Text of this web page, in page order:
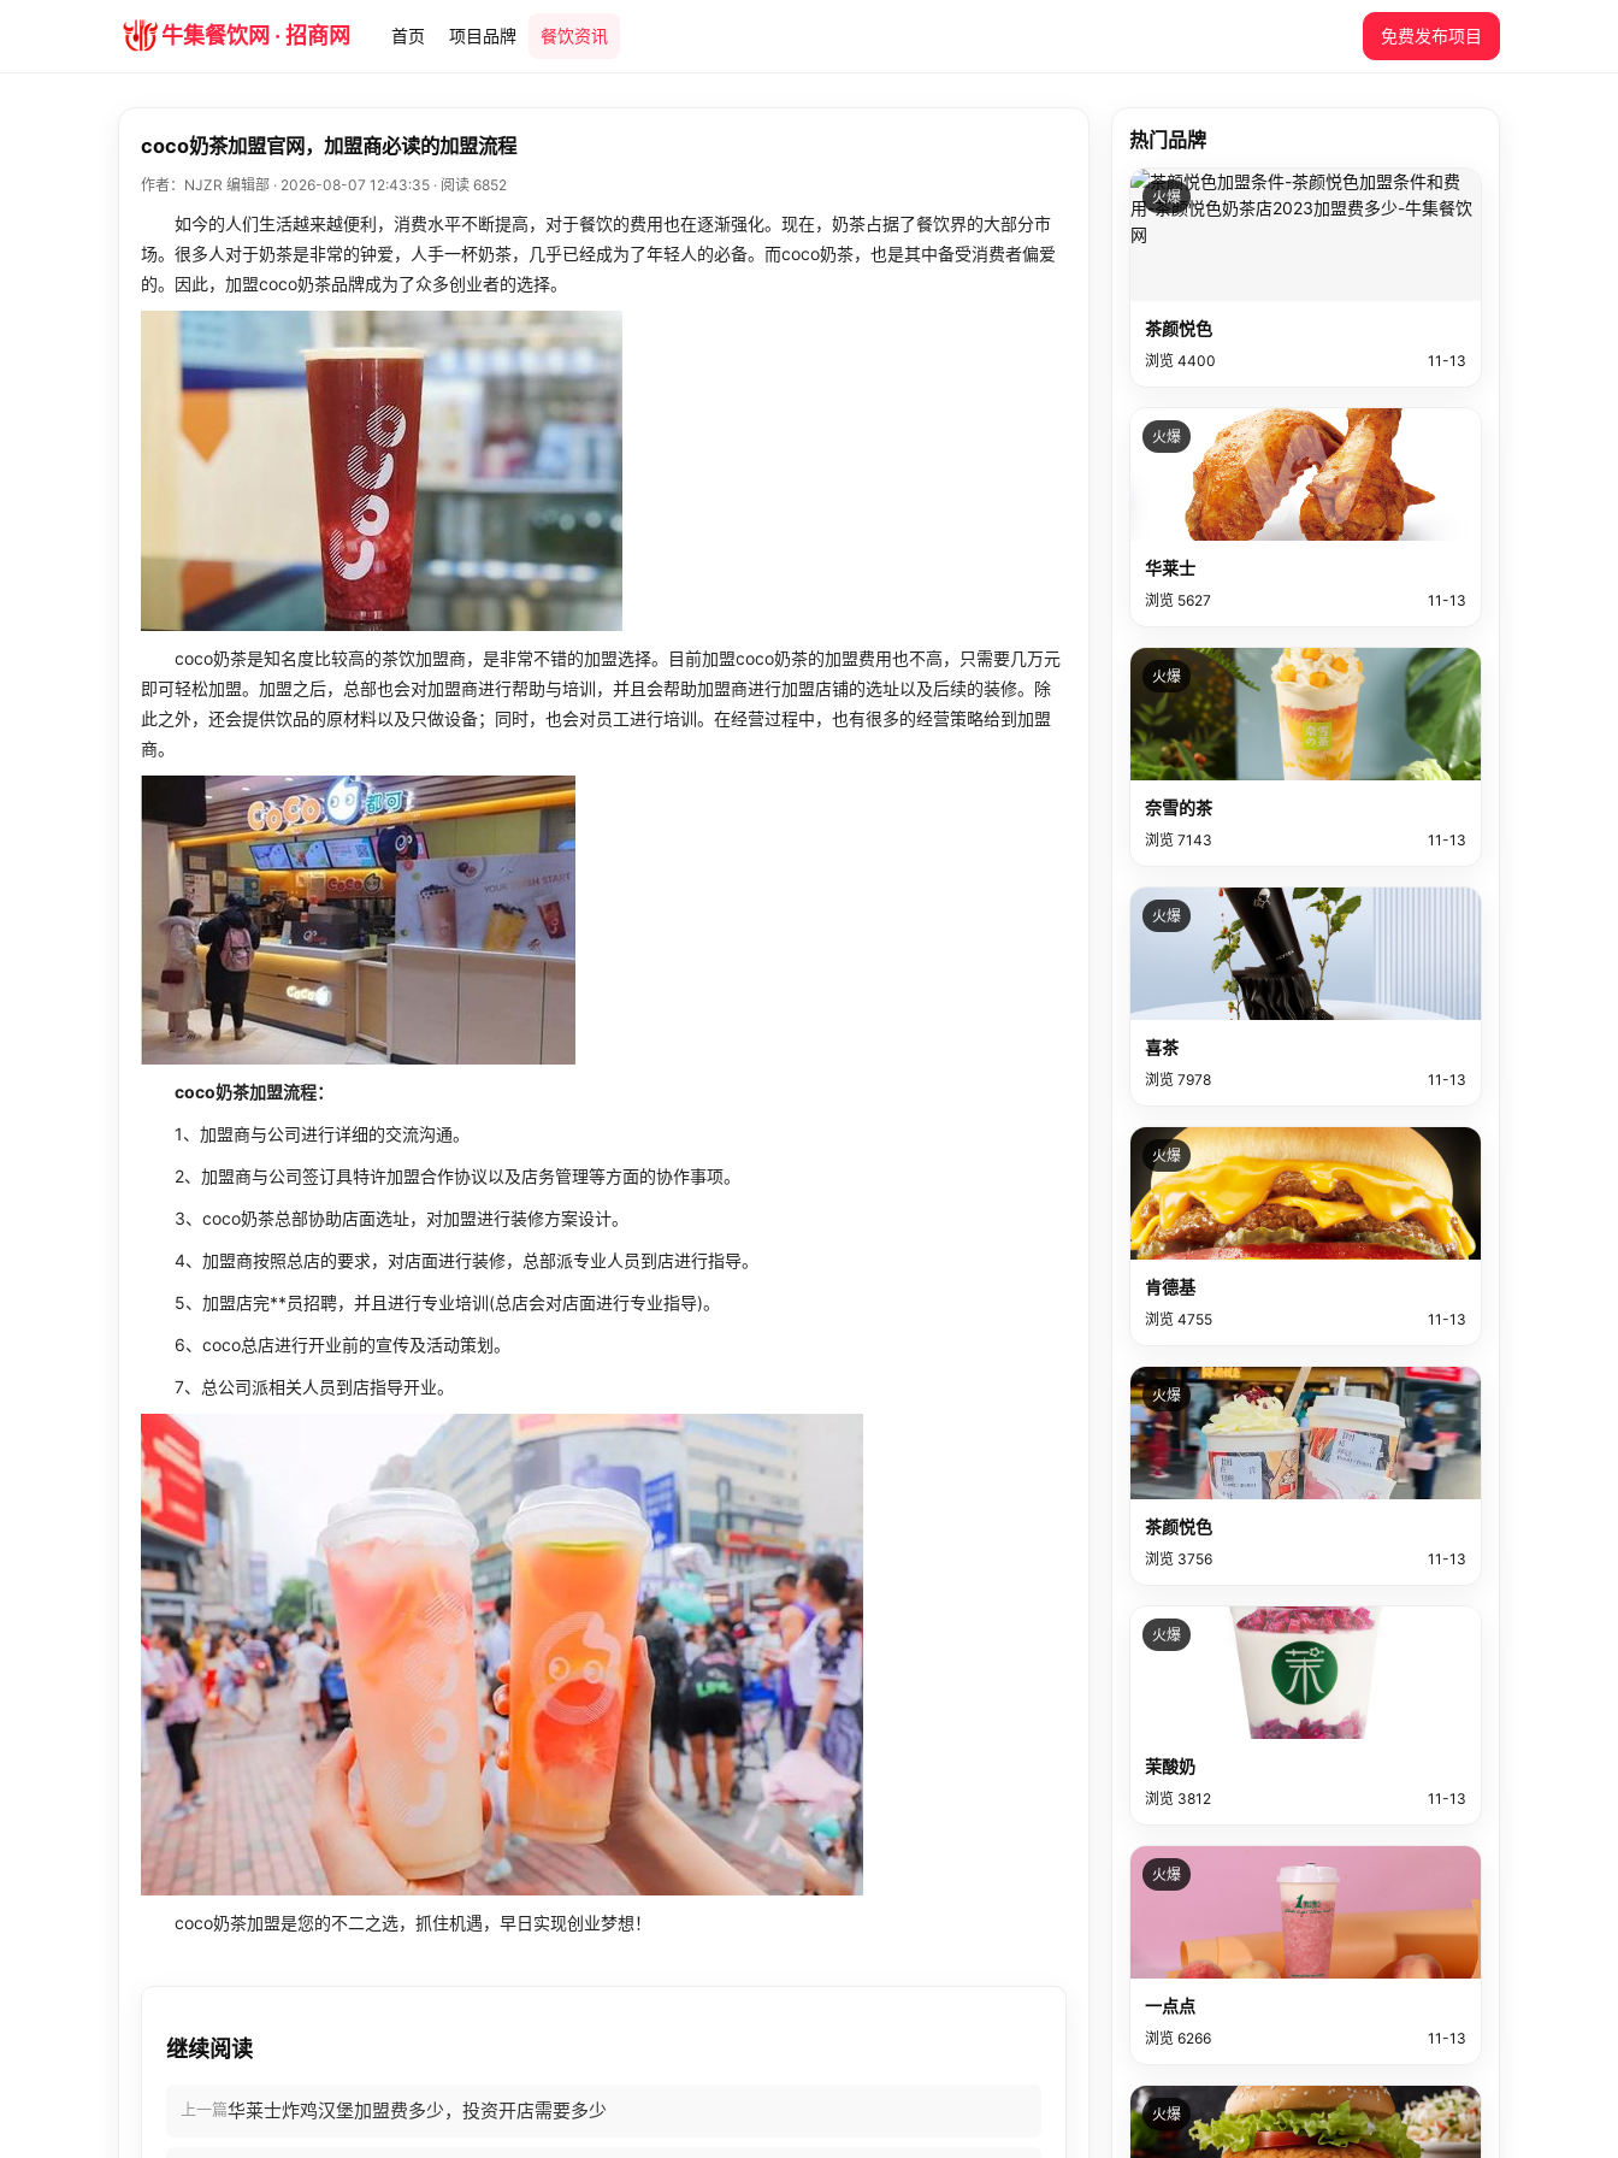
牛集餐饮网 · 招商网 首页 项目品牌 餐饮资讯 免费发布项目
coco奶茶加盟官网，加盟商必读的加盟流程
作者：NJZR 编辑部 · 2026-08-07 12:43:35 · 阅读 6852
如今的人们生活越来越便利，消费水平不断提高，对于餐饮的费用也在逐渐强化。现在，奶茶占据了餐饮界的大部分市
场。很多人对于奶茶是非常的钟爱，人手一杯奶茶，几乎已经成为了年轻人的必备。而coco奶茶，也是其中备受消费者偏爱
的。因此，加盟coco奶茶品牌成为了众多创业者的选择。
coco奶茶是知名度比较高的茶饮加盟商，是非常不错的加盟选择。目前加盟coco奶茶的加盟费用也不高，只需要几万元
即可轻松加盟。加盟之后，总部也会对加盟商进行帮助与培训，并且会帮助加盟商进行加盟店铺的选址以及后续的装修。除
此之外，还会提供饮品的原材料以及只做设备；同时，也会对员工进行培训。在经营过程中，也有很多的经营策略给到加盟
商。
coco奶茶加盟流程：
1、加盟商与公司进行详细的交流沟通。
2、加盟商与公司签订具特许加盟合作协议以及店务管理等方面的协作事项。
3、coco奶茶总部协助店面选址，对加盟进行装修方案设计。
4、加盟商按照总店的要求，对店面进行装修，总部派专业人员到店进行指导。
5、加盟店完**员招聘，并且进行专业培训(总店会对店面进行专业指导)。
6、coco总店进行开业前的宣传及活动策划。
7、总公司派相关人员到店指导开业。
coco奶茶加盟是您的不二之选，抓住机遇，早日实现创业梦想！
继续阅读
上一篇华莱士炸鸡汉堡加盟费多少，投资开店需要多少
热门品牌
火爆
茶颜悦色
浏览 4400 11-13
火爆
华莱士
浏览 5627 11-13
火爆
奈雪的茶
浏览 7143 11-13
火爆
喜茶
浏览 7978 11-13
火爆
肯德基
浏览 4755 11-13
火爆
茶颜悦色
浏览 3756 11-13
火爆
茉酸奶
浏览 3812 11-13
火爆
一点点
浏览 6266 11-13
火爆